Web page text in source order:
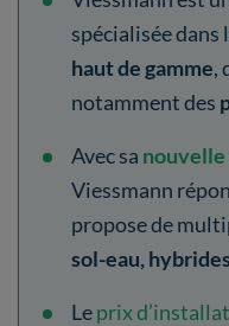
spécialisée dans
haut de gamme,
notamment des
Avec sa nouvelle
Viessmann
propose de
sol-eau,
Leprix